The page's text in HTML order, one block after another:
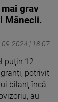
grav
Mânecii.
09-2024 | 18:07
puţin 12
potrivit
bilanţ încă
au